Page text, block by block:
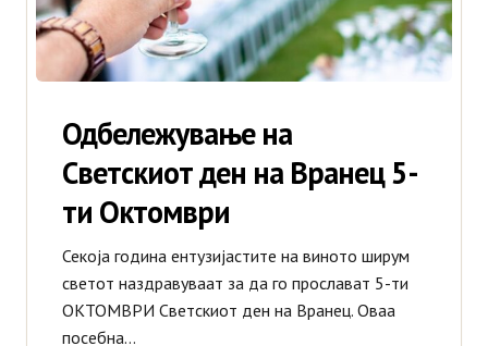
Виски
Ликери
Коњак
Новости
Одбележување на
Светскиот ден на Вранец 5-
ти Октомври
Секоја година ентузијастите на виното ширум
светот наздравуваат за да го прослават 5-ти
ОКТОМВРИ Светскиот ден на Вранец. Оваа
посебна…